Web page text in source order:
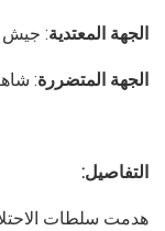
الجهة المعتدية: جيش
الجهة المتضررة:
التفاصيل: